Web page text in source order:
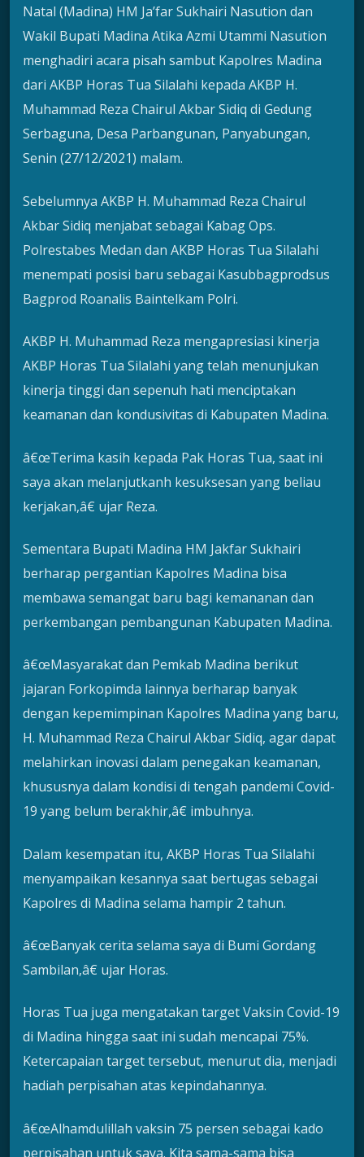
Natal (Madina) HM Ja’far Sukhairi Nasution dan
Wakil Bupati Madina Atika Azmi Utammi Nasution
menghadiri acara pisah sambut Kapolres Madina
dari AKBP Horas Tua Silalahi kepada AKBP H.
Muhammad Reza Chairul Akbar Sidiq di Gedung
Serbaguna, Desa Parbangunan, Panyabungan,
Senin (27/12/2021) malam.
Sebelumnya AKBP H. Muhammad Reza Chairul
Akbar Sidiq menjabat sebagai Kabag Ops.
Polrestabes Medan dan AKBP Horas Tua Silalahi
menempati posisi baru sebagai Kasubbagprodsus
Bagprod Roanalis Baintelkam Polri.
AKBP H. Muhammad Reza mengapresiasi kinerja
AKBP Horas Tua Silalahi yang telah menunjukan
kinerja tinggi dan sepenuh hati menciptakan
keamanan dan kondusivitas di Kabupaten Madina.
â€œTerima kasih kepada Pak Horas Tua, saat ini
saya akan melanjutkanh kesuksesan yang beliau
kerjakan,â€ ujar Reza.
Sementara Bupati Madina HM Jakfar Sukhairi
berharap pergantian Kapolres Madina bisa
membawa semangat baru bagi kemananan dan
perkembangan pembangunan Kabupaten Madina.
â€œMasyarakat dan Pemkab Madina berikut
jajaran Forkopimda lainnya berharap banyak
dengan kepemimpinan Kapolres Madina yang baru,
H. Muhammad Reza Chairul Akbar Sidiq, agar dapat
melahirkan inovasi dalam penegakan keamanan,
khususnya dalam kondisi di tengah pandemi Covid-
19 yang belum berakhir,â€ imbuhnya.
Dalam kesempatan itu, AKBP Horas Tua Silalahi
menyampaikan kesannya saat bertugas sebagai
Kapolres di Madina selama hampir 2 tahun.
â€œBanyak cerita selama saya di Bumi Gordang
Sambilan,â€ ujar Horas.
Horas Tua juga mengatakan target Vaksin Covid-19
di Madina hingga saat ini sudah mencapai 75%.
Ketercapaian target tersebut, menurut dia, menjadi
hadiah perpisahan atas kepindahannya.
â€œAlhamdulillah vaksin 75 persen sebagai kado
perpisahan untuk saya. Kita sama-sama bisa